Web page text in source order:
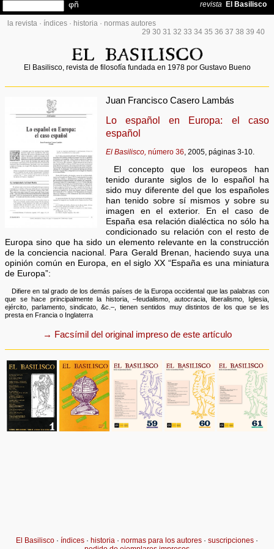
la revista · índices · historia · normas autores
29 30 31 32 33 34 35 36 37 38 39 40
El Basilisco, revista de filosofía fundada en 1978 por Gustavo Bueno
Juan Francisco Casero Lambás
Lo español en Europa: el caso
español
El Basilisco, número 36, 2005, páginas 3-10.
El concepto que los europeos han
tenido durante siglos de lo español ha
sido muy diferente del que los españoles
han tenido sobre sí mismos y sobre su
imagen en el exterior. En el caso de
España esa relación dialéctica no sólo ha
condicionado su relación con el resto de
Europa sino que ha sido un elemento relevante en la construcción
de la conciencia nacional. Para Gerald Brenan, haciendo suya una
opinión común en Europa, en el siglo XX “España es una miniatura
de Europa”:
Difiere en tal grado de los demás países de la Europa occidental que las palabras con
que se hace principalmente la historia, –feudalismo, autocracia, liberalismo, Iglesia,
ejército, parlamento, sindicato, &c.–, tienen sentidos muy distintos de los que se les
presta en Francia o Inglaterra
→ Facsímil del original impreso de este artículo
El Basilisco · índices · historia · normas para los autores · suscripciones ·